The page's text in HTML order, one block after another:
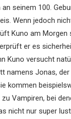
seinem 100.
Wenn jedoch
Kuno am Morgen
er es
Kuno versucht
namens Jonas, der
kommen
Vampiren, bei
nicht nur super